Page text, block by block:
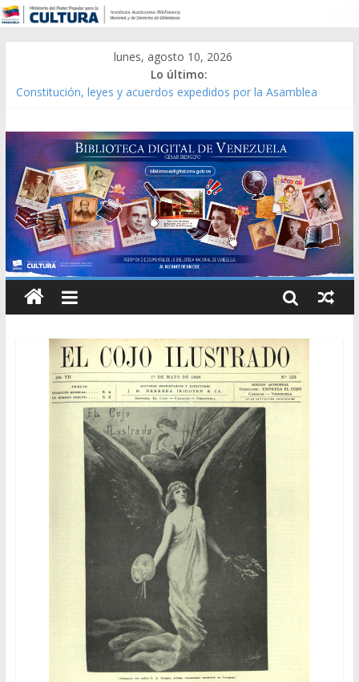
lunes, agosto 10, 2026
Lo último:
Constitución, leyes y acuerdos expedidos por la Asamblea
Modesta Bor Sánchez [material gráfico]
Gaceta Oficial de la República de Venezuela año CXXXIII Mes V,
Caracas 09 de marzo de 2006 N° 38.394
Catálogo temático de obras de Modesta Bor